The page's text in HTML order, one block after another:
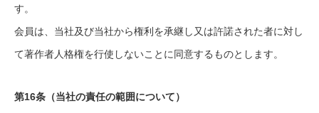
す。
会員は、当社及び当社から権利を承継し又は許諾された者に対し
て著作者人格権を行使しないことに同意するものとします。
第16条（当社の責任の範囲について）